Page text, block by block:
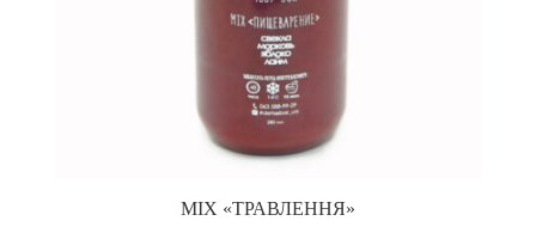
MIX «ТРАВЛЕННЯ»